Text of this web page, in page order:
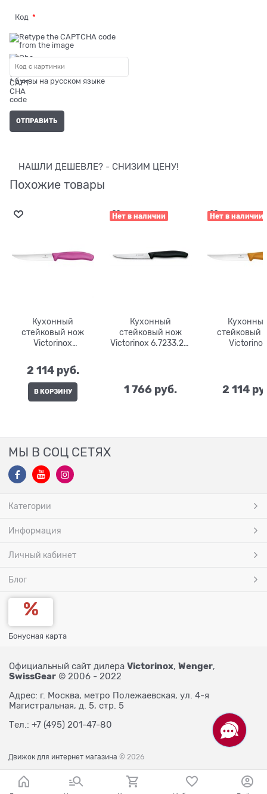
Код
* буквы на русском языке
НАШЛИ ДЕШЕВЛЕ? - СНИЗИМ ЦЕНУ!
Похожие товары
Кухонный
стейковый нож
Victorinox
2 114 руб.
В КОРЗИНУ
Нет в наличии
Кухонный
стейковый нож
Victorinox 6.7233.20,
1 766 руб.
Нет в наличии
стейковый
2 114
МЫ В СОЦ СЕТЯХ
Категории
Информация
Личный кабинет
Блог
Бонусная карта
Официальный сайт дилера Victorinox, Wenger,
SwissGear © 2006 - 2022
Адрес: г. Москва, метро Полежаевская, ул. 4-я
Магистральная, д. 5, стр. 5
Тел.: +7 (495) 201-47-80
Движок для интернет магазина © 2026